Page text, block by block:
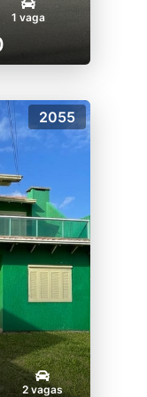
1 vaga
2055
2 vagas